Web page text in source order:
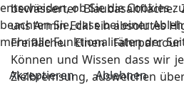
bewässerter Blaubasaltfläche.
uns Armin Eckl ein absolutes
Freifläche. Einen
Können und Wissen dass wir
Zielbremsung, ausweichen
entscheiden, ob Sie die Cookies
beachten Sie, dass bei einer
mehr alle Funktionalitäten der
Akzeptieren
Ablehnen